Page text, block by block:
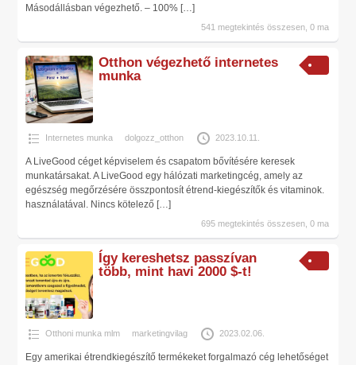
Másodállásban végezhető. – 100% […]
541 megtekintés összesen, 0 ma
Otthon végezhető internetes
munka
Internetes munka dolgozz_otthon 2023.10.11.
A LiveGood céget képviselem és csapatom bővítésére keresek
munkatársakat. A LiveGood egy hálózati marketingcég, amely az
egészség megőrzésére összpontosít étrend-kiegészítők és vitaminok.
használatával. Nincs kötelező […]
695 megtekintés összesen, 0 ma
Így kereshetsz passzívan
több, mint havi 2000 $-t!
Otthoni munka mlm marketingvilag 2023.02.06.
Egy amerikai étrendkiegészítő termékeket forgalmazó cég lehetőséget